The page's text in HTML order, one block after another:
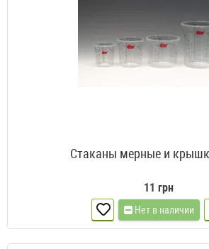
Стаканы мерные и
11 грн
Нет в наличии